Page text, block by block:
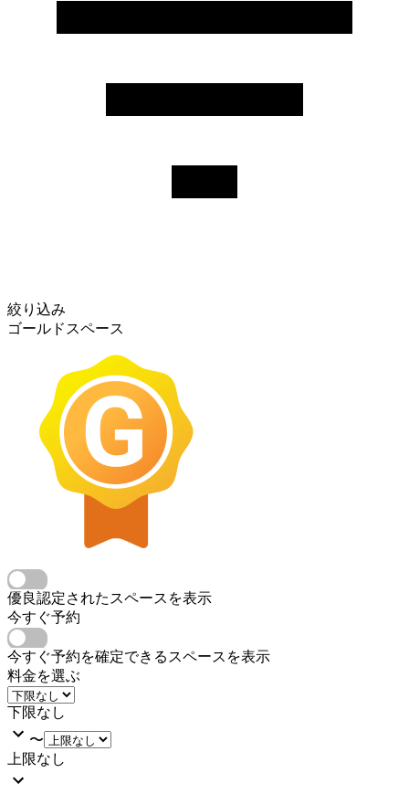
絞り込み
ゴールドスペース
優良認定されたスペースを表示
今すぐ予約
今すぐ予約を確定できるスペースを表示
料金を選ぶ
下限なし
〜
上限なし